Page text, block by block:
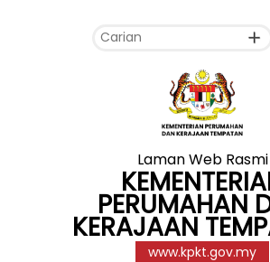
Laman Web Rasmi
PERUMAHAN
KERAJAAN
www.kpkt.gov.my